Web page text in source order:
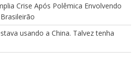
Crise Após Polêmica Envolvendo
usando a China. Talvez tenha